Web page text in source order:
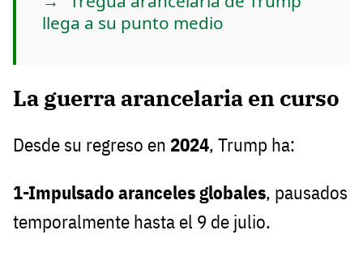
llega a su punto medio
La guerra arancelaria en curso
Desde su regreso en 2024, Trump ha:
1-Impulsado aranceles globales, pausados
temporalmente hasta el 9 de julio.